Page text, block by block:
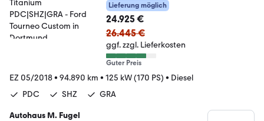
Lieferung möglich
24.925 €
26.445 €
ggf. zzgl. Lieferkosten
Guter Preis
EZ 05/2018• 94.890 km • 125 kW (170 PS) • Diesel
PDC
SHZ GRA
Autohaus M. Fugel